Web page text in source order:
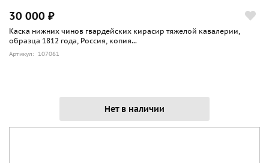
30 000 ₽
Каска нижних чинов гвардейских кирасир тяжелой кавалерии,
образца 1812 года, Россия, копия...
Артикул: 107061
Нет в наличии